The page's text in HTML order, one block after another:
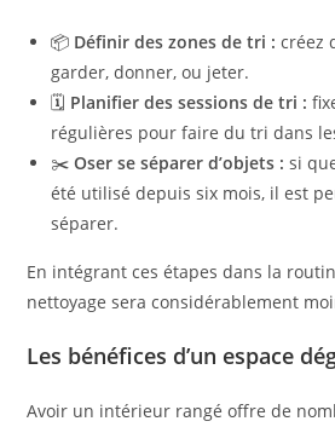
📦 Définir des zones de tri : créez
garder, donner, ou jeter.
🗓️ Planifier des sessions de tri :
régulières pour faire du tri dans
✂️Oser se séparer d’objets : si
été utilisé depuis six mois, il est
séparer.
En intégrant ces étapes dans la
nettoyage sera considérablement
Les bénéfices d’un espace
Avoir un intérieur rangé offre de